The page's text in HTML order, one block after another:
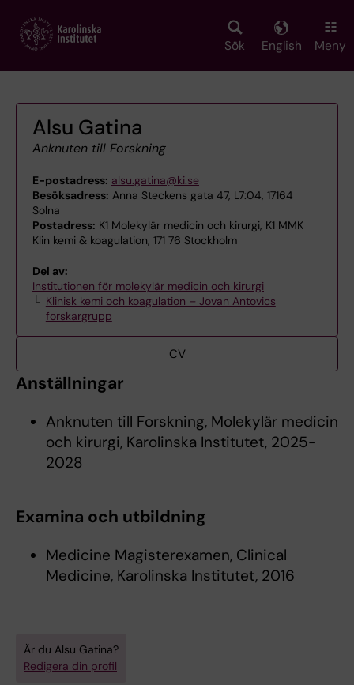
main
Sök English Meny
Alsu Gatina
Anknuten till Forskning
E-postadress: alsu.gatina@ki.se
Besöksadress: Anna Steckens gata 47, L7:04, 17164
Solna
Postadress: K1 Molekylär medicin och kirurgi, K1 MMK
Klin kemi & koagulation, 171 76 Stockholm
Del av:
Institutionen för molekylär medicin och kirurgi
Klinisk kemi och koagulation – Jovan Antovics
forskargrupp
CV
Anställningar
Anknuten till Forskning, Molekylär medicin
och kirurgi, Karolinska Institutet, 2025-
2028
Examina och utbildning
Medicine Magisterexamen, Clinical
Medicine, Karolinska Institutet, 2016
Är du Alsu Gatina?
Redigera din profil